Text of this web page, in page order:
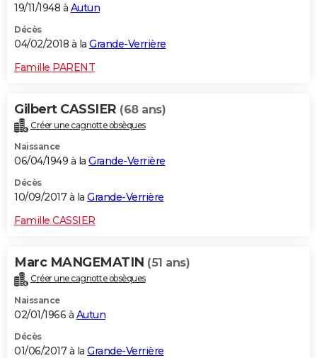
19/11/1948 à Autun
Décès
04/02/2018 à la Grande-Verrière
Famille PARENT
Gilbert CASSIER (68 ans)
Créer une cagnotte obsèques
Naissance
06/04/1949 à la Grande-Verrière
Décès
10/09/2017 à la Grande-Verrière
Famille CASSIER
Marc MANGEMATIN (51 ans)
Créer une cagnotte obsèques
Naissance
02/01/1966 à Autun
Décès
01/06/2017 à la Grande-Verrière